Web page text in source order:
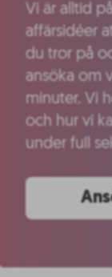
Vi är alltid
affärsidéer
du tror på
ansöka om
minuter. Vi
och hur vi
under full